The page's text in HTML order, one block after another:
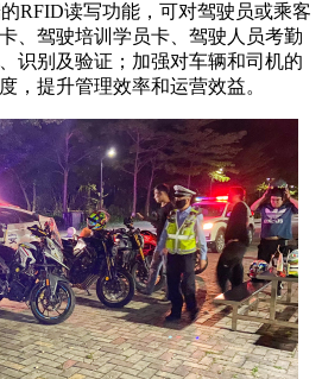
RFID读写功能，可对驾驶员或乘客
、驾驶培训学员卡、驾驶人员考勤
识别及验证；加强对车辆和司机的
，提升管理效率和运营效益。